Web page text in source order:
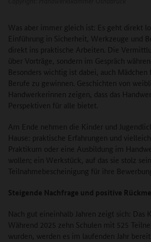
Was aber immer gleich ist: Es geht direkt
Einführung in Sicherheit, Werkzeuge und
direkt ins praktische Arbeiten. Die
über Vorträge, sondern im Gespräch
Besonders wichtig ist dabei, auch
Berufe zu gewinnen. Geschichten von
Handwerkerinnen zeigen, dass das
Perspektiven für alle bietet.
Am Ende nehmen die Kinder und
Hause: praktische Erfahrungen und
Praktikum oder eine Ausbildung im
wollen; ein Werkstück, auf das sie stolz
Teilnahmebescheinigung für ihre
Steigende Nachfrage und positive
Nach gut eineinhalb Jahren zeigt sich: Das
Während 2025 zehn Schulen mit 525
wurden, werden es im laufenden Jahr